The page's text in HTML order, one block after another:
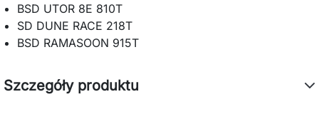
BSD UTOR 8E 810T
SD DUNE RACE 218T
BSD RAMASOON 915T
Szczegóły produktu